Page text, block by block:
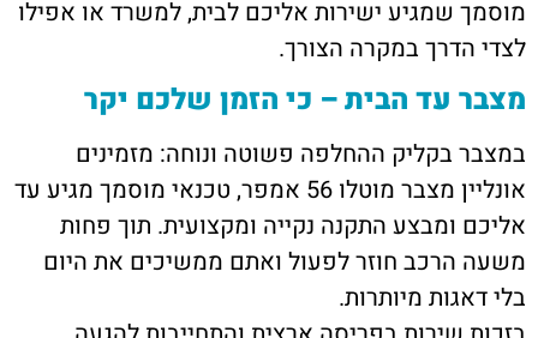
מוסמך שמגיע ישירות אליכם לבית, למשרד או אפילו
לצדי הדרך במקרה הצורך.
מצבר עד הבית – כי הזמן שלכם יקר
במצבר בקליק ההחלפה פשוטה ונוחה: מזמינים
אונליין מצבר מוטלו 56 אמפר, טכנאי מוסמך מגיע עד
אליכם ומבצע התקנה נקייה ומקצועית. תוך פחות
משעה הרכב חוזר לפעול ואתם ממשיכים את היום
בלי דאגות מיותרות.